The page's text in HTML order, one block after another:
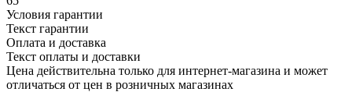
Условия гарантии
Текст гарантии
Оплата и доставка
Текст оплаты и доставки
Цена действительна только для интернет-магазина и может
отличаться от цен в розничных магазинах